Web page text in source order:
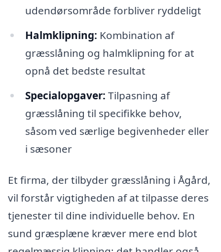
udendørsområde forbliver ryddeligt
Halmklipning: Kombination af
græsslåning og halmklipning for at
opnå det bedste resultat
Specialopgaver: Tilpasning af
græsslåning til specifikke behov,
såsom ved særlige begivenheder eller
i sæsoner
Et firma, der tilbyder græsslåning i Ågård,
vil forstår vigtigheden af at tilpasse deres
tjenester til dine individuelle behov. En
sund græsplæne kræver mere end blot